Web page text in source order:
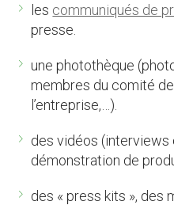
les communiqués de
presse.
une photothèque
membres du comité
l’entreprise,…).
des vidéos (interviews
démonstration de
des « press kits », des